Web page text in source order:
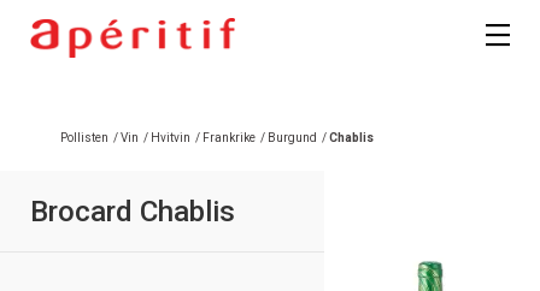
Pollisten /Vin / Hvitvin / Frankrike / Burgund /Chablis
Brocard Chablis